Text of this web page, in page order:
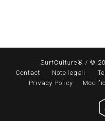
SurfCulture® / ©
Contact
Note legali
Privacy Policy